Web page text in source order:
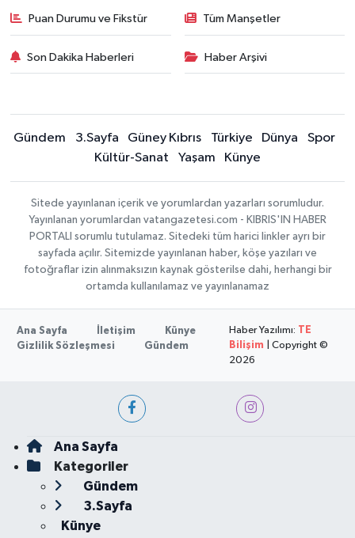
Puan Durumu ve Fikstür Tüm Manşetler
Son Dakika Haberleri Haber Arşivi
Gündem 3.Sayfa Güney Kıbrıs Türkiye Dünya
Spor
Kültür-Sanat
Yaşam Künye
Sitede yayınlanan içerik ve yorumlardan yazarları sorumludur.
Yayınlanan yorumlardan vatangazetesi.com - KIBRIS'IN HABER
PORTALI sorumlu tutulamaz. Sitedeki tüm harici linkler ayrı bir
sayfada açılır. Sitemizde yayınlanan haber, köşe yazıları ve
fotoğraflar izin alınmaksızın kaynak gösterilse dahi, herhangi bir
ortamda kullanılamaz ve yayınlanamaz
Ana Sayfa İletişim
Künye
Gizlilik Sözleşmesi
Gündem
Haber Yazılımı: TE
Bilişim | Copyright ©
2026
Ana Sayfa
Kategoriler
Gündem
3.Sayfa
Künye